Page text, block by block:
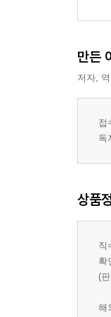
만든
저자,
접
독
상품
직
확
(
해